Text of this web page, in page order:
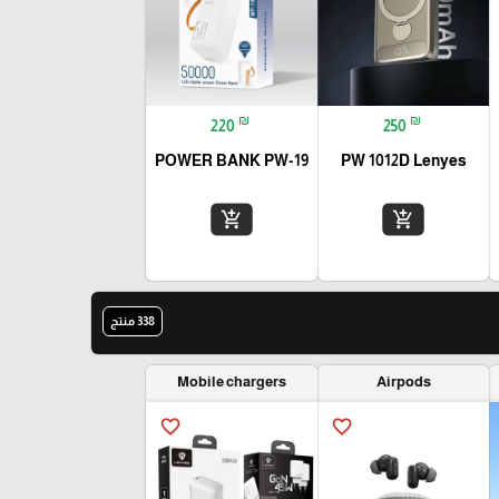
250 ₪
PW 1012D Lenyes
add_shopping_cart
220 ₪
POWER BANK PW-19
add_shopping_cart
338 منتج
Airpods
favorite_border
Mobile chargers
favorite_border